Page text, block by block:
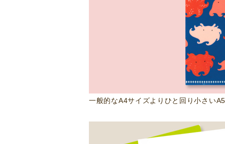
一般的なA4サイズよりひと回り小さい